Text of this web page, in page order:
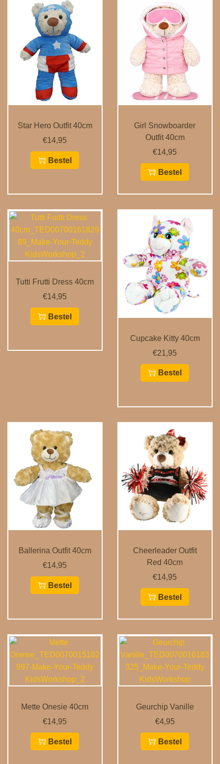
Star Hero Outfit 40cm
€14,95
Bestel
Girl Snowboarder
Outfit 40cm
€14,95
Bestel
Tutti Frutti Dress 40cm
€14,95
Bestel
Cupcake Kitty 40cm
€21,95
Bestel
Ballerina Outfit 40cm
€14,95
Bestel
Cheerleader Outfit
Red 40cm
€14,95
Bestel
Mette Onesie 40cm
€14,95
Bestel
Geurchip Vanille
€4,95
Bestel